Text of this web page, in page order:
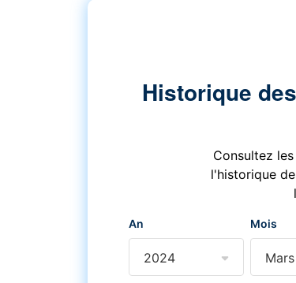
Historique
Consultez
l'historique
An
2024
Mois
Mars